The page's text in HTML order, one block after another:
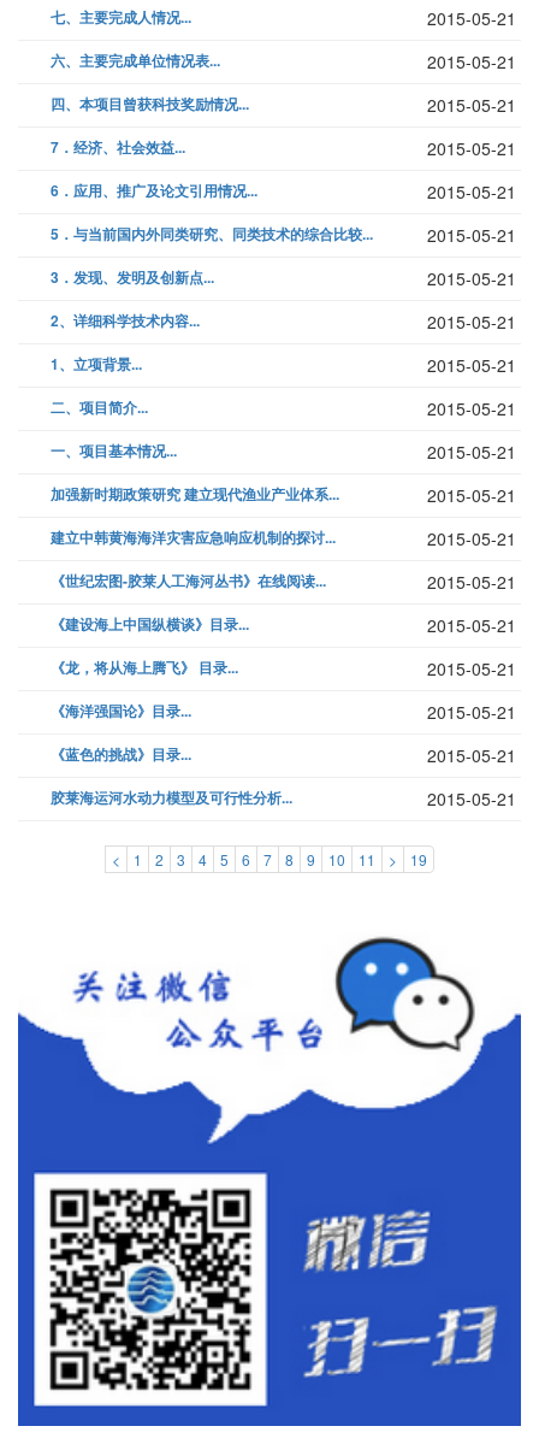
七、主要完成人情况... 2015-05-21
六、主要完成单位情况表... 2015-05-21
四、本项目曾获科技奖励情况... 2015-05-21
7．经济、社会效益... 2015-05-21
6．应用、推广及论文引用情况... 2015-05-21
5．与当前国内外同类研究、同类技术的综合比较... 2015-05-21
3．发现、发明及创新点... 2015-05-21
2、详细科学技术内容... 2015-05-21
1、立项背景... 2015-05-21
二、项目简介... 2015-05-21
一、项目基本情况... 2015-05-21
加强新时期政策研究 建立现代渔业产业体系... 2015-05-21
建立中韩黄海海洋灾害应急响应机制的探讨... 2015-05-21
《世纪宏图-胶莱人工海河丛书》在线阅读... 2015-05-21
《建设海上中国纵横谈》目录... 2015-05-21
《龙，将从海上腾飞》 目录... 2015-05-21
《海洋强国论》目录... 2015-05-21
《蓝色的挑战》目录... 2015-05-21
胶莱海运河水动力模型及可行性分析... 2015-05-21
< 1 2 3 4 5 6 7 8 9 10 11 > 19